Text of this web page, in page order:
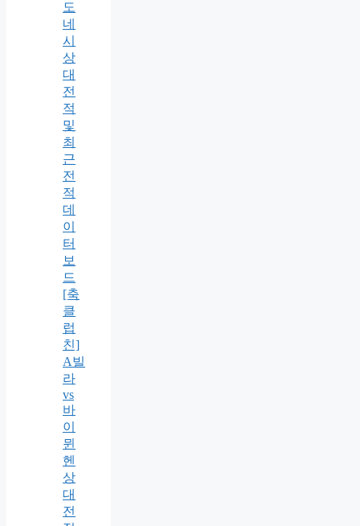
도
네
시
상
대
전
적
및
최
근
전
적
데
이
터
보
드
[축
클
럽
친]
A빌
라
vs
바
이
뮌
헨
상
대
전